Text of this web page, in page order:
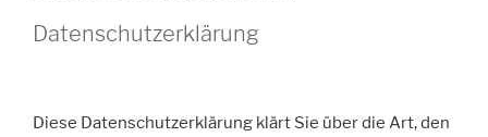
Datenschutzerklärung
Diese Datenschutzerklärung klärt Sie über die Art, den